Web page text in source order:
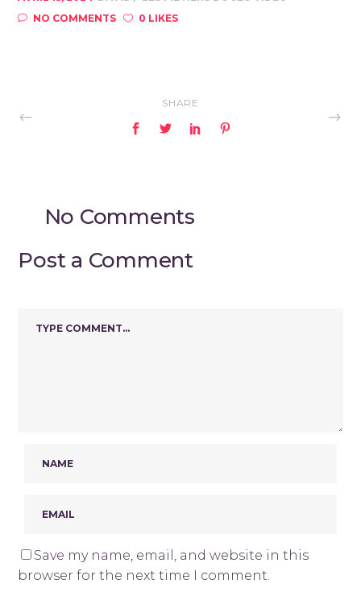
NO COMMENTS
0 LIKES
SHARE
No Comments
Post a Comment
Save my name, email, and website in this
browser for the next time I comment.